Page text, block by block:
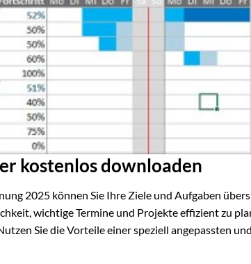
kostenlos downloaden
2025 können Sie Ihre Ziele und Aufgaben
wichtige Termine und Projekte effizient zu
Sie die Vorteile einer speziell angepassten